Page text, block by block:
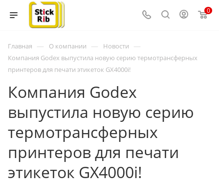
0
Главная — О компании — Новости —
Компания Godex выпустила новую серию термотрансферных
принтеров для печати этикеток GX4000i!
Компания Godex
выпустила новую серию
термотрансферных
принтеров для печати
этикеток GX4000i!